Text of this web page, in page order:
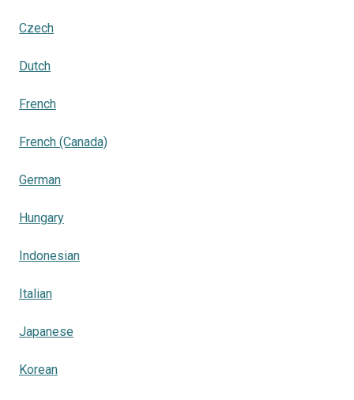
Czech
Dutch
French
French (Canada)
German
Hungary
Indonesian
Italian
Japanese
Korean